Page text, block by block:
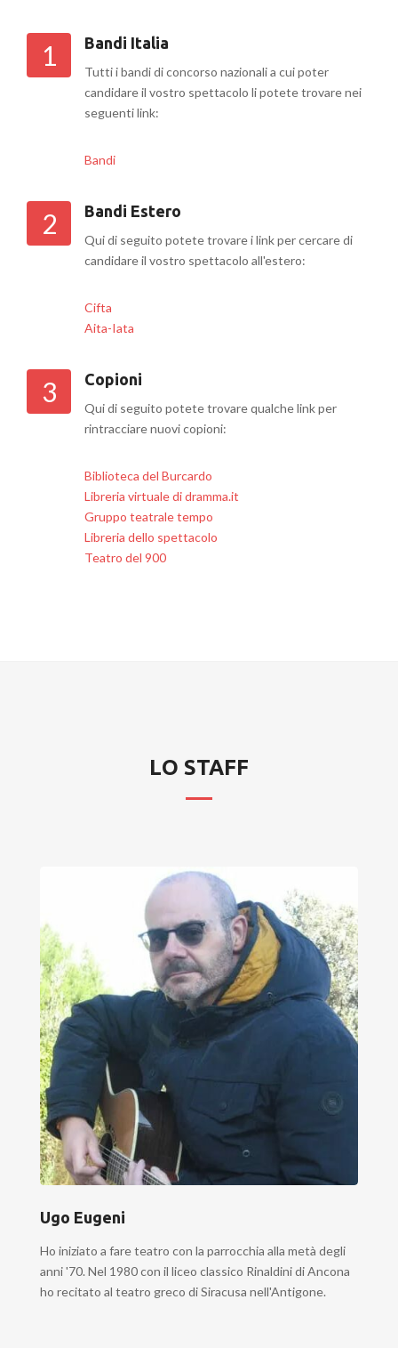
1 Bandi Italia
Tutti i bandi di concorso nazionali a cui poter
candidare il vostro spettacolo li potete trovare nei
seguenti link:
Bandi
2 Bandi Estero
Qui di seguito potete trovare i link per cercare di
candidare il vostro spettacolo all'estero:
Cifta
Aita-Iata
3 Copioni
Qui di seguito potete trovare qualche link per
rintracciare nuovi copioni:
Biblioteca del Burcardo
Libreria virtuale di dramma.it
Gruppo teatrale tempo
Libreria dello spettacolo
Teatro del 900
LO STAFF
Ugo Eugeni
Ho iniziato a fare teatro con la parrocchia alla metà degli
anni '70. Nel 1980 con il liceo classico Rinaldini di Ancona
ho recitato al teatro greco di Siracusa nell'Antigone.